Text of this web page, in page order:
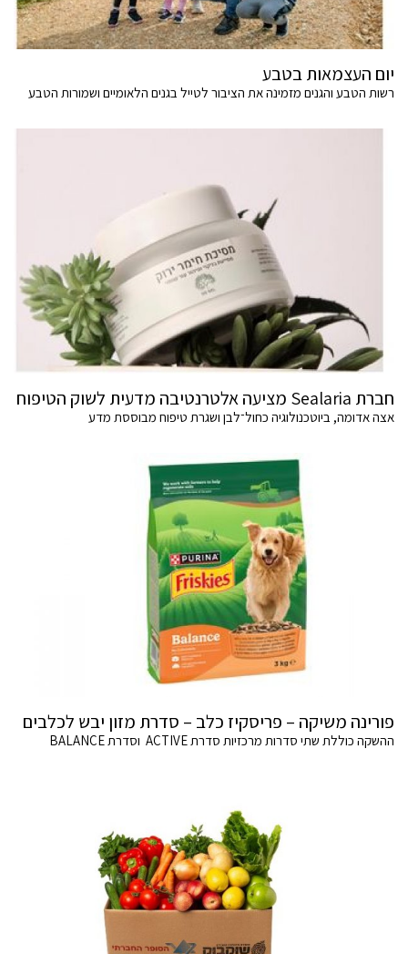
יום העצמאות בטבע
רשות הטבע והגנים מזמינה את הציבור לטייל בגנים הלאומיים ושמורות הטבע
חברת Sealaria מציעה אלטרנטיבה מדעית לשוק הטיפוח
אצה אדומה, ביוטכנולוגיה כחול־לבן ושגרת טיפוח מבוססת מדע
פורינה משיקה – פריסקיז כלב – סדרת מזון יבש לכלבים
ההשקה כוללת שתי סדרות מרכזיות סדרת ACTIVE וסדרת BALANCE